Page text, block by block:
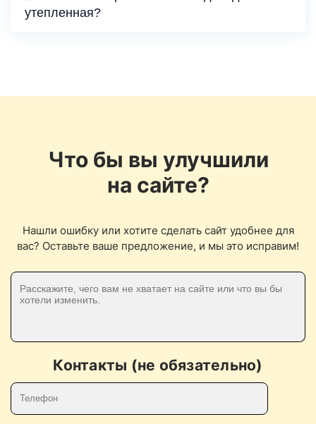
утепленная?
Что бы вы улучшили
на сайте?
Нашли ошибку или хотите сделать сайт удобнее для
вас? Оставьте ваше предложение, и мы это исправим!
Контакты (не обязательно)